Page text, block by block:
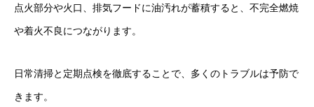
点火部分や火口、排気フードに油汚れが蓄積すると、不完全燃焼
や着火不良につながります。
日常清掃と定期点検を徹底することで、多くのトラブルは予防で
きます。